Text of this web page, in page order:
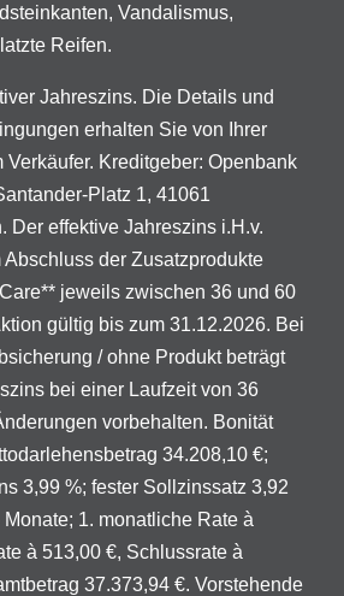
Vandalismus,
Reifen.
Jahreszins. Die Details und
erhalten Sie von Ihrer
Verkäufer. Kreditgeber: Openbank
Platz 1, 41061
Der effektive Jahreszins i.H.v.
der Zusatzprodukte
jeweils zwischen 36 und 60
gültig bis zum 31.12.2026. Bei
/ ohne Produkt beträgt
bei einer Laufzeit von 36
vorbehalten. Bonität
34.208,10 €;
3,99 %; fester Sollzinssatz 3,92
1. monatliche Rate à
à 513,00 €, Schlussrate à
37.373,94 €. Vorstehende